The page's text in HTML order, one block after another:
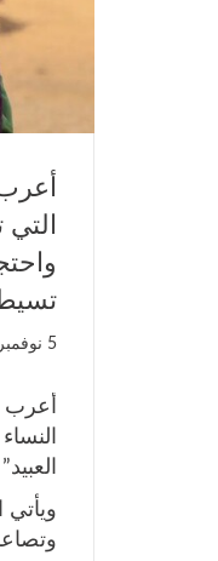
5 نوفمبر، 2023
أعرب
ويأتي